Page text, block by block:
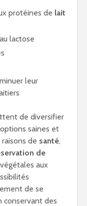
protéines de lait
lactose
leur
de diversifier
saines et
de santé,
de
aux
de se
conservant des